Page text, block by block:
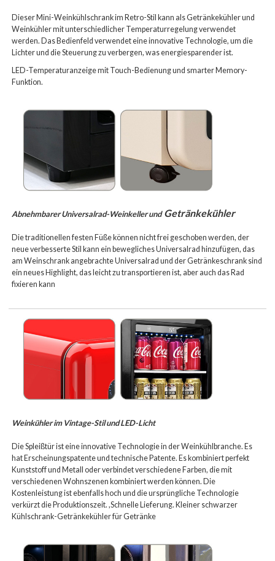
Dieser Mini-Weinkühlschrank im Retro-Stil kann als Getränkekühler und
Weinkühler mit unterschiedlicher Temperaturregelung verwendet
werden. Das Bedienfeld verwendet eine innovative Technologie, um die
Lichter und die Steuerung zu verbergen, was energiesparender ist.
LED-Temperaturanzeige mit Touch-Bedienung und smarter Memory-
Funktion.
Abnehmbarer Universalrad-Weinkeller und Getränkekühler
Die traditionellen festen Füße können nicht frei geschoben werden, der
neue verbesserte Stil kann ein bewegliches Universalrad hinzufügen, das
am Weinschrank angebrachte Universalrad und der Getränkeschrank sind
ein neues Highlight, das leicht zu transportieren ist, aber auch das Rad
fixieren kann
Weinkühler im Vintage-Stil und LED-Licht
Die Spleißtür ist eine innovative Technologie in der Weinkühlbranche. Es
hat Erscheinungspatente und technische Patente. Es kombiniert perfekt
Kunststoff und Metall oder verbindet verschiedene Farben, die mit
verschiedenen Wohnszenen kombiniert werden können. Die
Kostenleistung ist ebenfalls hoch und die ursprüngliche Technologie
verkürzt die Produktionszeit. ,Schnelle Lieferung. Kleiner schwarzer
Kühlschrank-Getränkekühler für Getränke